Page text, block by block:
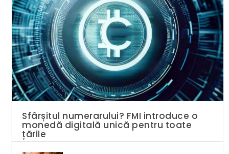
Sfârșitul numerarului? FMI introduce o
monedă digitală unică pentru toate
țările